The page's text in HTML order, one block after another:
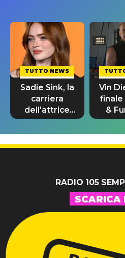
TUTTO NEWS
Sadie Sink, la
carriera
dell'attrice
da Stranger
Things a
Spider-Man
Vin
finale
&
“Sto
RADIO 105
SCARICA